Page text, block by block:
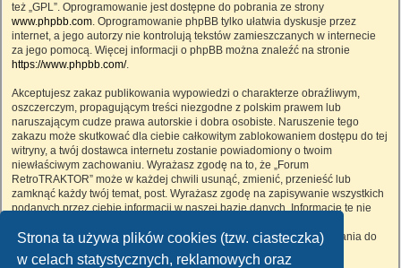
Strona ta używa plików cookies (tzw. ciasteczka)
w celach statystycznych, reklamowych oraz
też „GPL”. Oprogramowanie jest dostępne do pobrania ze strony
www.phpbb.com. Oprogramowanie phpBB tylko ułatwia dyskusje przez
internet, a jego autorzy nie kontrolują tekstów zamieszczanych w internecie
za jego pomocą. Więcej informacji o phpBB można znaleźć na stronie
https://www.phpbb.com/.
Akceptujesz zakaz publikowania wypowiedzi o charakterze obraźliwym,
oszczerczym, propagującym treści niezgodne z polskim prawem lub
naruszającym cudze prawa autorskie i dobra osobiste. Naruszenie tego
zakazu może skutkować dla ciebie całkowitym zablokowaniem dostępu do tej
witryny, a twój dostawca internetu zostanie powiadomiony o twoim
niewłaściwym zachowaniu. Wyrażasz zgodę na to, że „Forum
RetroTRAKTOR” może w każdej chwili usunąć, zmienić, przenieść lub
zamknąć każdy twój temat, post. Wyrażasz zgodę na zapisywanie wszystkich
podanych przez ciebie informacji w naszej bazie danych. Informacje te nie
RetroTRAKTOR”, ani phpBB nie ponosi odpowiedzialności za włamania do
witryny, podczas których może dojść do kradzieży danych.